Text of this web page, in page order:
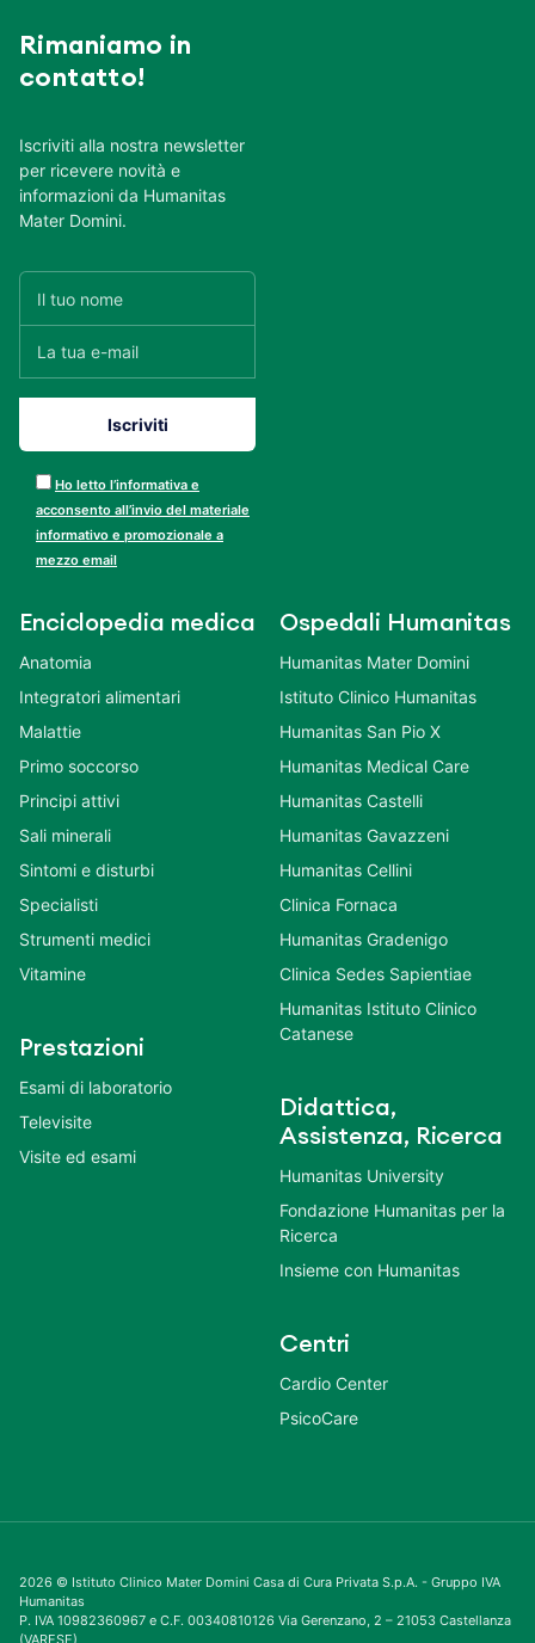
Rimaniamo in
contatto!
Iscriviti alla nostra newsletter
per ricevere novità e
informazioni da Humanitas
Mater Domini.
Ho letto l’informativa e
acconsento all’invio del materiale
informativo e promozionale a
mezzo email
Enciclopedia medica
Anatomia
Integratori alimentari
Malattie
Primo soccorso
Principi attivi
Sali minerali
Sintomi e disturbi
Specialisti
Strumenti medici
Vitamine
Prestazioni
Esami di laboratorio
Televisite
Visite ed esami
Ospedali Humanitas
Humanitas Mater Domini
Istituto Clinico Humanitas
Humanitas San Pio X
Humanitas Medical Care
Humanitas Castelli
Humanitas Gavazzeni
Humanitas Cellini
Clinica Fornaca
Humanitas Gradenigo
Clinica Sedes Sapientiae
Humanitas Istituto Clinico
Catanese
Didattica,
Assistenza, Ricerca
Humanitas University
Fondazione Humanitas per la
Ricerca
Insieme con Humanitas
Centri
Cardio Center
PsicoCare
2026 © Istituto Clinico Mater Domini Casa di Cura Privata S.p.A. - Gruppo IVA
Humanitas
P. IVA 10982360967 e C.F. 00340810126 Via Gerenzano, 2 – 21053 Castellanza
(VARESE)